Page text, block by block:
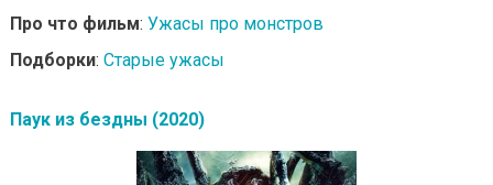
Про что фильм: Ужасы про монстров
Подборки: Старые ужасы
Паук из бездны (2020)